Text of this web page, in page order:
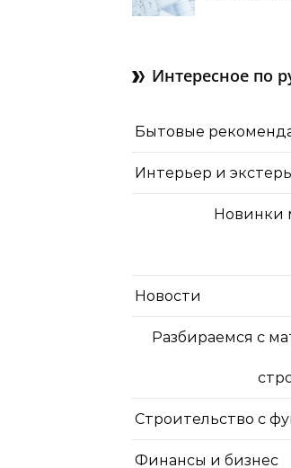
Интересное по
Бытовые
Интерьер и
Новинки
Новости
Разбираемся с
Строительство с
Финансы и бизнес